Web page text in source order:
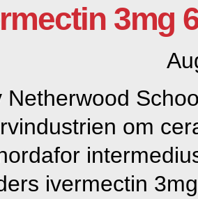
3mg
Netherwood
om
ivermectin